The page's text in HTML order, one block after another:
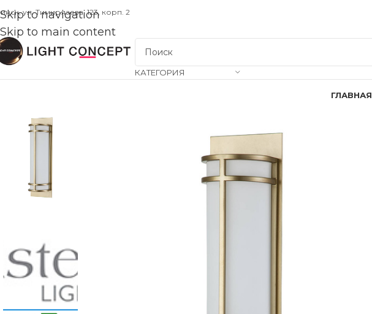
Skip to navigation
Skip to main content
ул. Тимирязева, 123, корп. 2
КАТЕГОРИЯ
ГЛАВНАЯ